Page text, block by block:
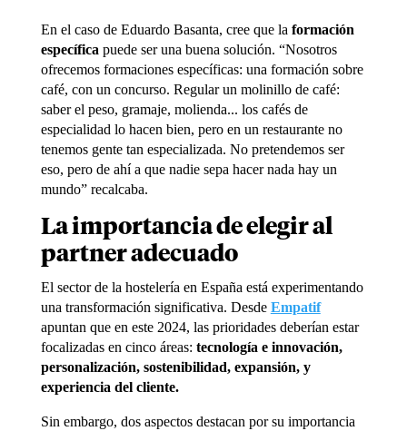
En el caso de Eduardo Basanta, cree que la formación
específica puede ser una buena solución. “Nosotros
ofrecemos formaciones específicas: una formación sobre
café, con un concurso. Regular un molinillo de café:
saber el peso, gramaje, molienda... los cafés de
especialidad lo hacen bien, pero en un restaurante no
tenemos gente tan especializada. No pretendemos ser
eso, pero de ahí a que nadie sepa hacer nada hay un
mundo” recalcaba.
La importancia de elegir al
partner adecuado
El sector de la hostelería en España está experimentando
una transformación significativa. Desde Empatif
apuntan que en este 2024, las prioridades deberían estar
focalizadas en cinco áreas: tecnología e innovación,
personalización, sostenibilidad, expansión, y
experiencia del cliente.
Sin embargo, dos aspectos destacan por su importancia